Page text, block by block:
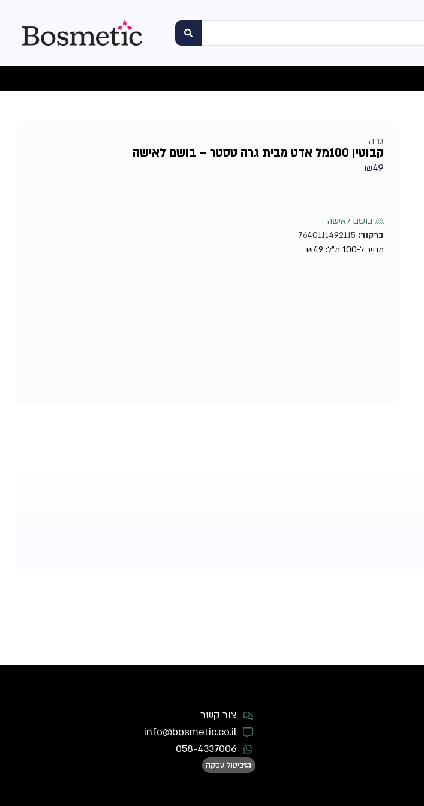
גרה
קבוטין 100מל אדט מבית גרה טסטר – בושם לאישה
₪49
♀ בושם לאישה
ברקוד:
מחיר ל-100 מ"ל:
₪49
צור קשר
info@bosmetic.co.il
058-4337006
ביטול עסקה